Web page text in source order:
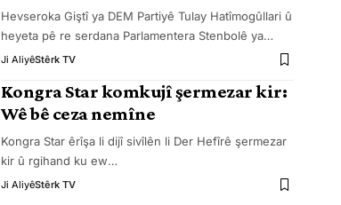
Hevseroka Giştî ya DEM Partiyê Tulay Hatîmogûllari û
heyeta pê re serdana Parlamentera Stenbolê ya…
Ji AliyêStêrk TV
Kongra Star komkujî şermezar kir:
Wê bê ceza nemîne
Kongra Star êrîşa li dijî sivîlên li Der Hefîrê şermezar
kir û rgihand ku ew…
Ji AliyêStêrk TV